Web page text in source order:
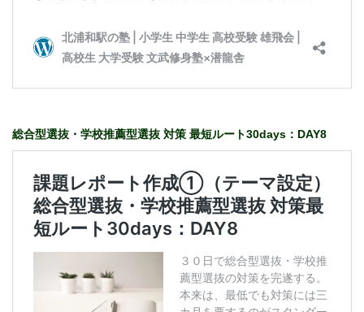
総合型選抜・学校推薦型選抜 対策 最短ルート30days：DAY8